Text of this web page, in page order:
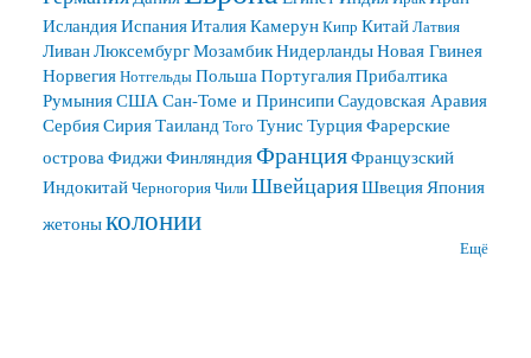
ИсландияИспанияИталияКамерунКипр КитайЛатвия
ЛиванЛюксембургМозамбикНидерландыНовая Гвинея
НорвегияНотгельдыПольшаПортугалияПрибалтика
РумынияСШАСан-Томе и ПринсипиСаудовская Аравия
СербияСирияТаиландТого ТунисТурцияФарерские
островаФиджиФинляндияФранцияФранцузский
ИндокитайЧерногорияЧилиШвейцарияШвецияЯпония
жетоныколонии
Ещё